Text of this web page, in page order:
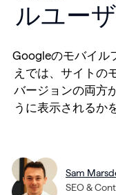
ルユー
Googleのモバイル
えでは、サイトの
バージョンの両方
うに表示されるか
Sam
SEO &